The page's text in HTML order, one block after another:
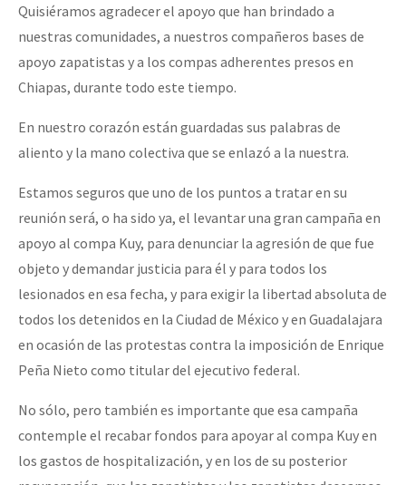
Quisiéramos agradecer el apoyo que han brindado a
nuestras comunidades, a nuestros compañeros bases de
apoyo zapatistas y a los compas adherentes presos en
Chiapas, durante todo este tiempo.
En nuestro corazón están guardadas sus palabras de
aliento y la mano colectiva que se enlazó a la nuestra.
Estamos seguros que uno de los puntos a tratar en su
reunión será, o ha sido ya, el levantar una gran campaña en
apoyo al compa Kuy, para denunciar la agresión de que fue
objeto y demandar justicia para él y para todos los
lesionados en esa fecha, y para exigir la libertad absoluta de
todos los detenidos en la Ciudad de México y en Guadalajara
en ocasión de las protestas contra la imposición de Enrique
Peña Nieto como titular del ejecutivo federal.
No sólo, pero también es importante que esa campaña
contemple el recabar fondos para apoyar al compa Kuy en
los gastos de hospitalización, y en los de su posterior